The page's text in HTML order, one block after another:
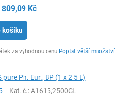
809,09 Kč
košíku
za výhodnou cenu Poptat větší množství
pure Ph. Eur., BP (1 x 2.5 L)
Kat. č.: A1615,2500GL